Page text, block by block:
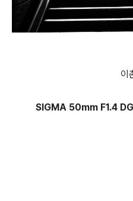
이
SIGMA 50mm F1.4